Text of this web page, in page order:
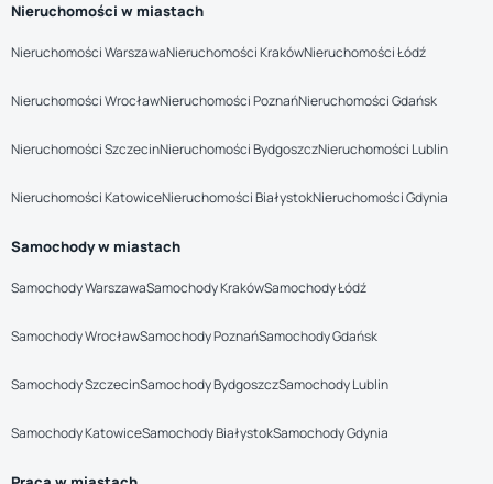
Nieruchomości w miastach
Nieruchomości WarszawaNieruchomości KrakówNieruchomości Łódź
Nieruchomości WrocławNieruchomości PoznańNieruchomości Gdańsk
Nieruchomości SzczecinNieruchomości BydgoszczNieruchomości Lublin
Nieruchomości KatowiceNieruchomości BiałystokNieruchomości Gdynia
Samochody w miastach
Samochody WarszawaSamochody KrakówSamochody Łódź
Samochody WrocławSamochody PoznańSamochody Gdańsk
Samochody SzczecinSamochody BydgoszczSamochody Lublin
Samochody KatowiceSamochody BiałystokSamochody Gdynia